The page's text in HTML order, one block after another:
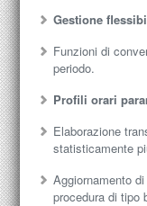
Gestione
Funzioni di
periodo.
Profili orari
Elaborazione
statisticamente
Aggiornamento
procedura di tipo